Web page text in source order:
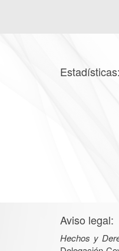
Estadísticas:
Aviso legal:
Hechos y